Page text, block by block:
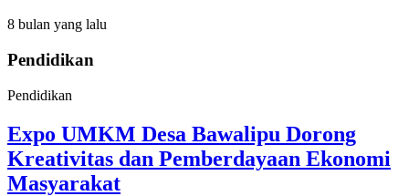
8 bulan yang lalu
Pendidikan
Pendidikan
Expo UMKM Desa Bawalipu Dorong
Kreativitas dan Pemberdayaan Ekonomi
Masyarakat